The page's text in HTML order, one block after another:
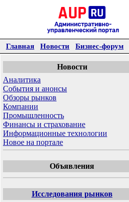
Главная Новости Бизнес-форум
Новости
Аналитика
События и анонсы
Обзоры рынков
Компании
Промышленность
Финансы и страхование
Информационные технологии
Новое на портале
Объявления
Исследования рынков